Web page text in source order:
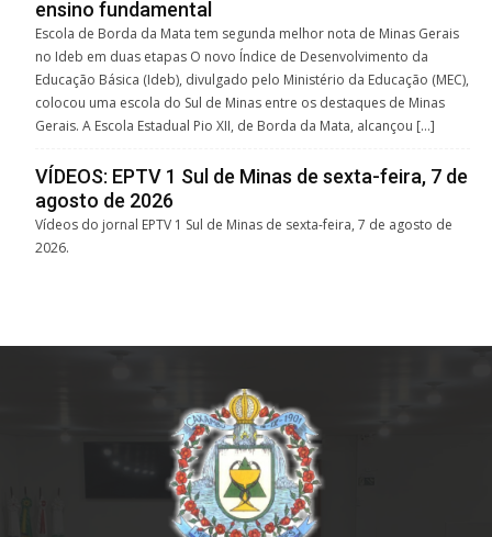
ensino fundamental
Escola de Borda da Mata tem segunda melhor nota de Minas Gerais
no Ideb em duas etapas O novo Índice de Desenvolvimento da
Educação Básica (Ideb), divulgado pelo Ministério da Educação (MEC),
colocou uma escola do Sul de Minas entre os destaques de Minas
Gerais. A Escola Estadual Pio XII, de Borda da Mata, alcançou […]
VÍDEOS: EPTV 1 Sul de Minas de sexta-feira, 7 de
agosto de 2026
Vídeos do jornal EPTV 1 Sul de Minas de sexta-feira, 7 de agosto de
2026.